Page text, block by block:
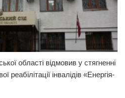
області відмовив у стягненні
реабілітації інвалідів «Енергія-